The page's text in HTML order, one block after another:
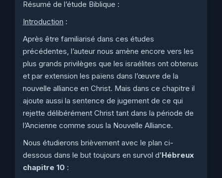
Résumé de l’étude Biblique :
Introduction :
Après être familiarisé dans ces études
précédentes, l’auteur nous amène encore vers les
plus grands privilèges que les israélites ont obtenus
et par extension les païens dans l’œuvre de la
nouvelle alliance en Christ. Mais dans ce chapitre il
ajoute aussi la sentence de jugement de ce qui
rejette délibérément Christ tant dans la période de
l’Ancienne comme sous la Nouvelle Alliance.
Nous étudierons brièvement avec le plan ci-
dessous dans le but toujours en survol d’Hébreux
chapitre 10 :